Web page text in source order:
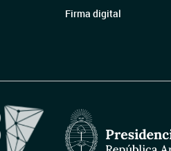
Firma digital